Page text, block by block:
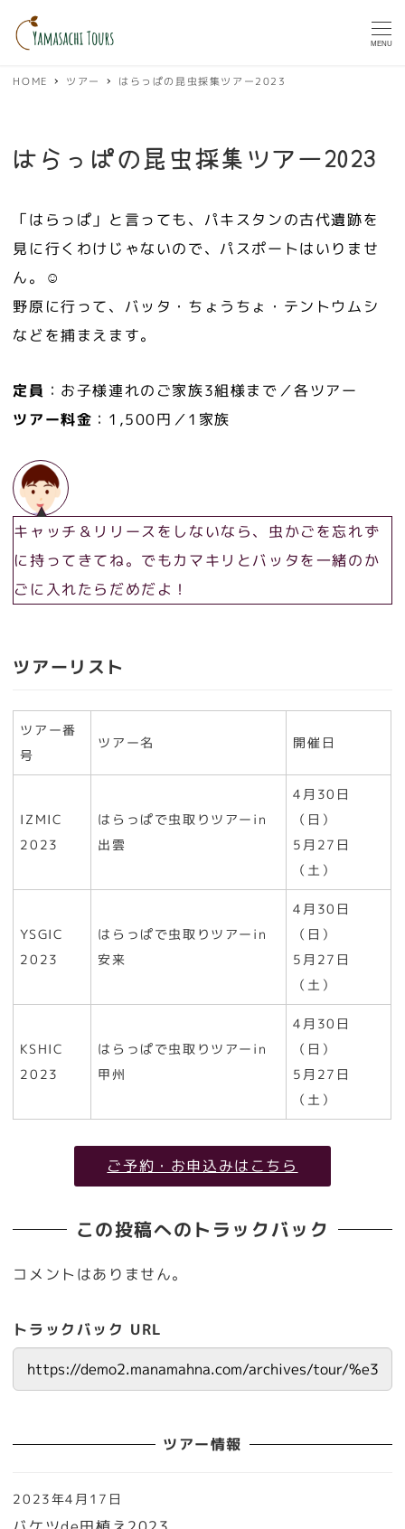
MENU
HOME ツアー はらっぱの昆虫採集ツアー2023
はらっぱの昆虫採集ツアー2023
「はらっぱ」と言っても、パキスタンの古代遺跡を
見に行くわけじゃないので、パスポートはいりませ
ん。☺
野原に行って、バッタ・ちょうちょ・テントウムシ
などを捕まえます。
定員 ：お子様連れのご家族3組様まで／各ツアー
ツアー料金 ：1,500円／1家族
キャッチ＆リリースをしないなら、虫かごを忘れず
に持ってきてね。でもカマキリとバッタを一緒のか
ごに入れたらだめだよ！
ツアーリスト
ツアー番
号
ツアー名 開催日
IZMIC
2023
はらっぱで虫取りツアーin
出雲
4月30日
（日）
5月27日
（土）
YSGIC
2023
はらっぱで虫取りツアーin
安来
4月30日
（日）
5月27日
（土）
KSHIC
2023
はらっぱで虫取りツアーin
甲州
4月30日
（日）
5月27日
（土）
ご予約・お申込みはこちら
この投稿へのトラックバック
コメントはありません。
トラックバック URL
ツアー情報
2023年4月17日